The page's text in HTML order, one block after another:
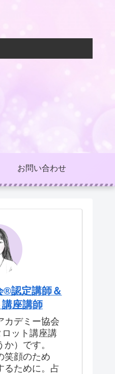
お問い合わせ
®認定講師＆
座講師
カデミー協会
ット講座講
）です。
笑顔のため
るために。占